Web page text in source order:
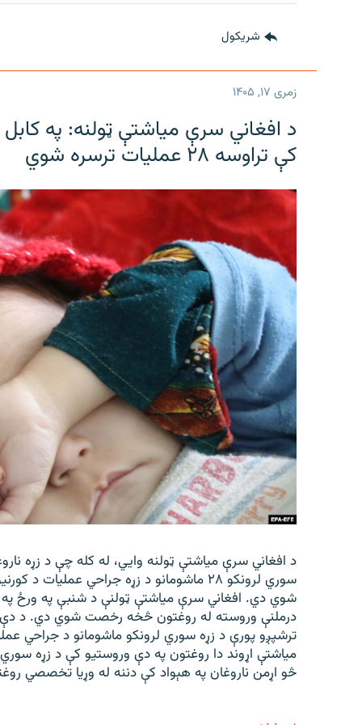
شريکول
زمری ۱۷, ۱۴۰۵
د افغاني سرې میاشتې ټولنه: په
کې تراوسه ۲۸ عملیات ترسره شوي
د افغاني سرې میاشتې ټولنه وایي، له کله چې د زړه
سوري لرونکو ۲۸ ماشومانو د زړه جراحي
درملنې وروسته له روغتون څخه رخصت شوي دي. د دې
ترشپږو پورې د زړه سوري لرونکو ماشومانو د جراحي
میاشتې اړوند دا روغتون په دې وروستیو کې د زړه
څو اړمن ناروغان په هېواد کې دننه له وړیا تخصصي